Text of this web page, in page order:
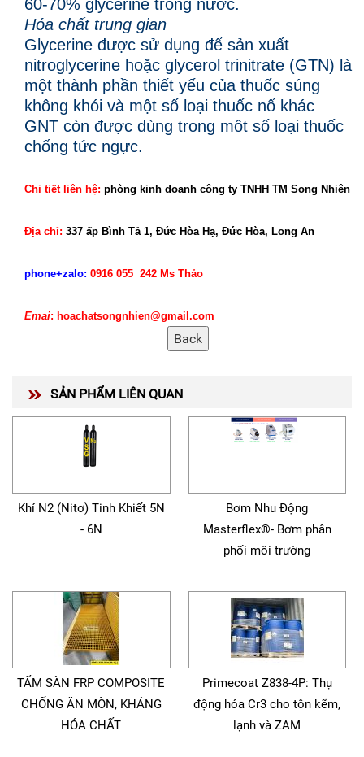
60-70% glycerine trong nước.
Hóa chất trung gian
Glycerine được sử dụng để sản xuất
nitroglycerine hoặc glycerol trinitrate (GTN) là
một thành phần thiết yếu của thuốc súng
không khói và một số loại thuốc nổ khác
GNT còn được dùng trong môt số loại thuốc
chống tức ngực.
Chi tiết liên hệ: phòng kinh doanh công ty TNHH TM Song Nhiên
Địa chỉ: 337 ấp Bình Tả 1, Đức Hòa Hạ, Đức Hòa, Long An
phone+zalo: 0916 055 242 Ms Thảo
Emai: hoachatsongnhien@gmail.com
SẢN PHẨM LIÊN QUAN
Khí N2 (Nitơ) Tinh Khiết 5N
- 6N
Bơm Nhu Động
Masterflex®- Bơm phân
phối môi trường
TẤM SÀN FRP COMPOSITE
CHỐNG ĂN MÒN, KHÁNG
HÓA CHẤT
Primecoat Z838-4P: Thụ
động hóa Cr3 cho tôn kẽm,
lạnh và ZAM